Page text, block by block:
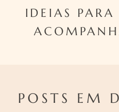
IDEIAS PARA
POSTS EM